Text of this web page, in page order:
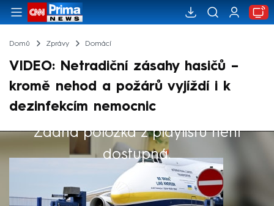
Domů Zprávy Domácí
VIDEO: Netradiční zásahy hasičů –
kromě nehod a požárů vyjíždí i k
dezinfekcím nemocnic
Žádná položka z playlistu není
dostupná.
Výběr redakce